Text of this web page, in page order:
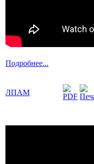
Подробнее...
ЛПАМ